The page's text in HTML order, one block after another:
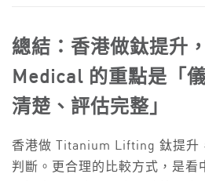
總結：香港做鈦提升
Medical 的重點是「
清楚、評估完整」
香港做 Titanium Lifting 鈦提升
判斷。更合理的比較方式，是看